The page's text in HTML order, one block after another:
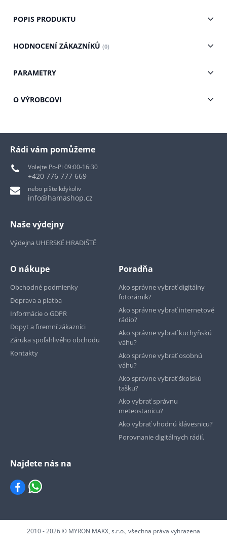
POPIS PRODUKTU
HODNOCENÍ ZÁKAZNÍKŮ (0)
PARAMETRY
O VÝROBCOVI
Rádi vám pomůžeme
Volejte Po-Pi 09:00-16:30
+420 776 777 669
nebo pište kdykoliv
info@hamashop.cz
Naše výdejny
Výdejna UHERSKÉ HRADIŠTĚ
O nákupe
Obchodné podmienky
Doprava a platba
Informácie o GDPR
Dopyt a firemní zákazníci
Záruka spoľahlivého obchodu
Kontakty
Poradňa
Ako správne vybrať digitálny
fotorámik?
Ako správne vybrať internetové
rádio?
Ako správne vybrať kuchyňskú
váhu?
Ako správne vybrať osobnú
váhu?
Ako správne vybrať školskú
tašku?
Ako vybrať správnu
meteostanicu?
Ako vybrať vhodnú klávesnicu?
Porovnanie digitálnych rádií.
Najdete nás na
2010 - 2026 © MYRON MAXX, s.r.o., všechna práva vyhrazena